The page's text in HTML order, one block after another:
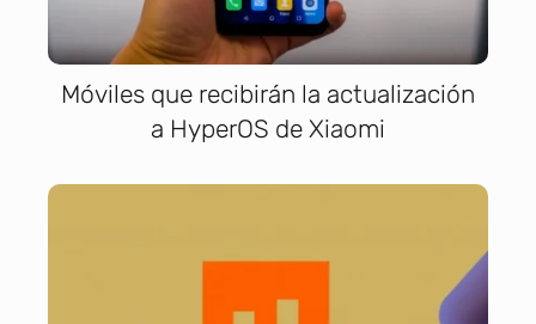
Móviles que recibirán la actualización
a HyperOS de Xiaomi